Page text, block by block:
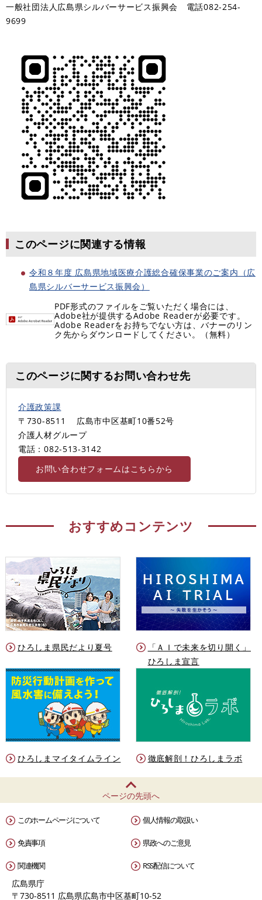
一般社団法人広島県シルバーサービス振興会 電話082-254-
9699
このページに関連する情報
令和８年度 広島県地域医療介護総合確保事業のご案内（広
島県シルバーサービス振興会）
PDF形式のファイルをご覧いただく場合には、
Adobe社が提供するAdobe Readerが必要です。
Adobe Readerをお持ちでない方は、バナーのリン
ク先からダウンロードしてください。（無料）
このページに関するお問い合わせ先
介護政策課
〒730-8511
広島市中区基町10番52号
介護人材グループ
電話：082-513-3142
お問い合わせフォームはこちらから
おすすめコンテンツ
ひろしま県民だより夏号
「ＡＩで未来を切り開く」
ひろしま宣言
ひろしまマイタイムライン 徹底解剖！ひろしまラボ
ページの先頭へ
このホームページについて 個人情報の取扱い
免責事項 県政へのご意見
関連機関 RSS配信について
広島県庁
〒730-8511 広島県広島市中区基町10-52